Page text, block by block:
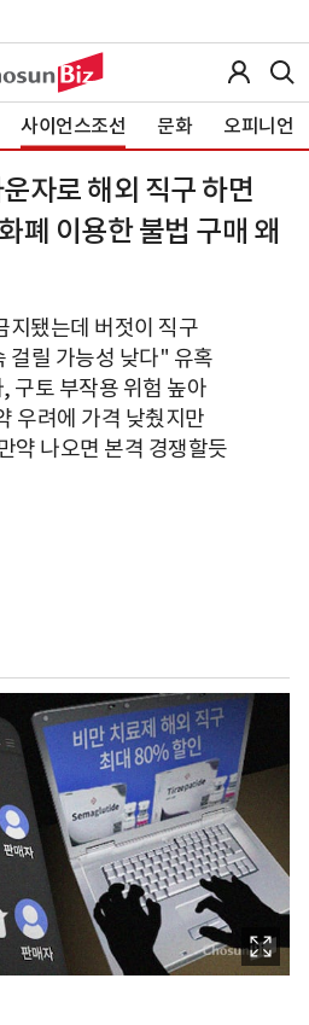
사이언스조선 문화 오피니언
자로 해외 직구 하면
이용한 불법 구매 왜
지됐는데 버젓이 직구
릴 가능성 낮다" 유혹
구토 부작용 위험 높아
우려에 가격 낮췄지만
나오면 본격 경쟁할듯